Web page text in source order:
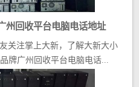
州回收平台电脑电话地址
关注掌上大新，了解大新大小
广州回收平台电脑电话...